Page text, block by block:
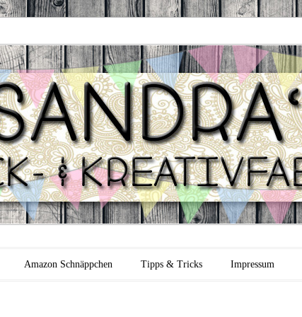
Backfabrik
Amazon Schnäppchen Tipps & Tricks Impressum